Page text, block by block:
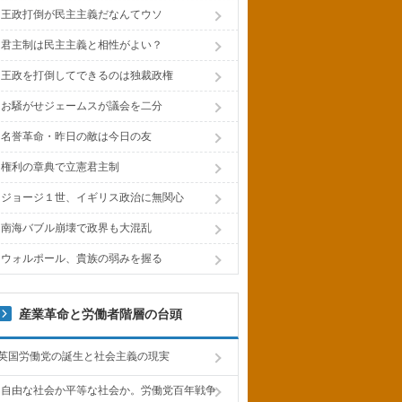
王政打倒が民主主義だなんてウソ
君主制は民主主義と相性がよい？
王政を打倒してできるのは独裁政権
お騒がせジェームスが議会を二分
名誉革命・昨日の敵は今日の友
権利の章典で立憲君主制
ジョージ１世、イギリス政治に無関心
南海バブル崩壊で政界も大混乱
ウォルポール、貴族の弱みを握る
産業革命と労働者階層の台頭
国労働党の誕生と社会主義の現実
自由な社会か平等な社会か。労働党百年戦争